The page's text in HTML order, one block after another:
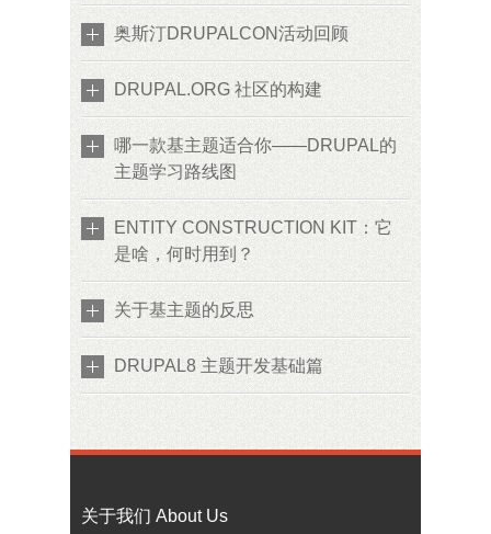
奥斯汀DRUPALCON活动回顾
DRUPAL.ORG 社区的构建
哪一款基主题适合你——DRUPAL的
主题学习路线图
ENTITY CONSTRUCTION KIT：它
是啥，何时用到？
关于基主题的反思
DRUPAL8 主题开发基础篇
关于我们 About Us